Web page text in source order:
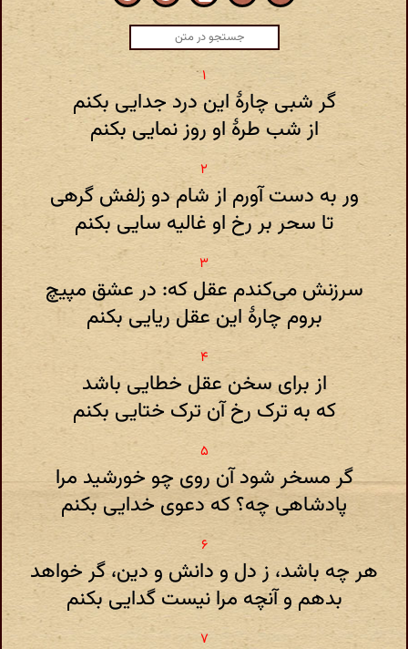
گر شبی چارهٔ این درد جدایی بکنم
از شب طرهٔ او روز نمایی بکنم
ور به دست آورم از شام دو زلفش گرهی
تا سحر بر رخ او غالیه سایی بکنم
سرزنش می‌کندم عقل که: در عشق مپیچ
بروم چارهٔ این عقل ریایی بکنم
از برای سخن عقل خطایی باشد
که به ترک رخ آن ترک ختایی بکنم
گر مسخر شود آن روی چو خورشید مرا
پادشاهی چه؟ که دعوی خدایی بکنم
هر چه باشد، ز دل و دانش و دین، گر خواهد
بدهم و آنچه مرا نیست گدایی بکنم